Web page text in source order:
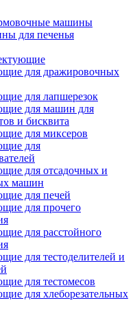
машины
для печенья
для дражировочных
для лапшерезок
для машин для
и бисквита
для миксеров
для
для отсадочных и
машин
для печей
для прочего
для расстойного
для тестоделителей и
для тестомесов
для хлеборезательных